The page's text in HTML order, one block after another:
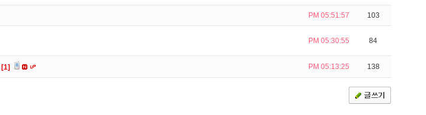
PM 05:51:57 103
PM 05:30:55 84
[1] PM 05:13:25 138